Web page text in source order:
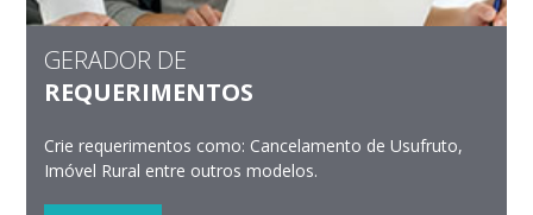
GERADOR DE
REQUERIMENTOS
Crie requerimentos como: Cancelamento de Usufruto,
Imóvel Rural entre outros modelos.